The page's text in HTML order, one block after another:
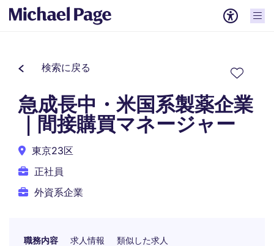
検索に戻る
急成長中・米国系製薬企業
｜間接購買マネージャー
東京23区
正社員
外資系企業
職務内容 求人情報 類似した求人